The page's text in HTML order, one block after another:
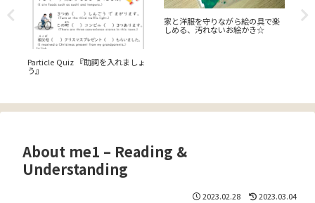
Particle Quiz 『助詞を入れましょ
う』
家と洋服を守りながら絵の具で楽
しめる、汚れないお絵かき☆
【
About me1 – Reading &
Understanding
2023.02.28 2023.03.04